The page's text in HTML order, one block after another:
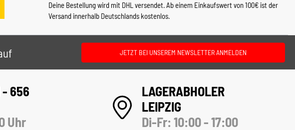
Deine Bestellung wird mit DHL versendet. Ab einem Einkaufswert von 100€ ist der
Versand innerhalb Deutschlands kostenlos.
JETZT BEI UNSEREM NEWSLETTER ANMELDEN
- 656
Uhr
LAGERABHOLER
LEIPZIG
Di-Fr: 10:00 - 17:00